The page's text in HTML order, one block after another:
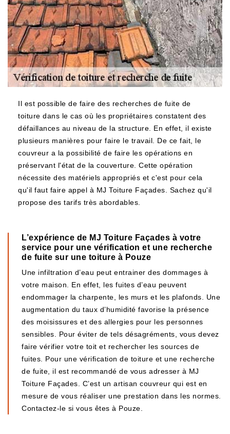
Il est possible de faire des recherches de fuite de
toiture dans le cas où les propriétaires constatent des
défaillances au niveau de la structure. En effet, il existe
plusieurs manières pour faire le travail. De ce fait, le
couvreur a la possibilité de faire les opérations en
préservant l'état de la couverture. Cette opération
nécessite des matériels appropriés et c'est pour cela
qu'il faut faire appel à MJ Toiture Façades. Sachez qu'il
propose des tarifs très abordables.
L’expérience de MJ Toiture Façades à votre
service pour une vérification et une recherche
de fuite sur une toiture à Pouze
Une infiltration d’eau peut entrainer des dommages à
votre maison. En effet, les fuites d’eau peuvent
endommager la charpente, les murs et les plafonds. Une
augmentation du taux d’humidité favorise la présence
des moisissures et des allergies pour les personnes
sensibles. Pour éviter de tels désagréments, vous devez
faire vérifier votre toit et rechercher les sources de
fuites. Pour une vérification de toiture et une recherche
de fuite, il est recommandé de vous adresser à MJ
Toiture Façades. C’est un artisan couvreur qui est en
mesure de vous réaliser une prestation dans les normes.
Contactez-le si vous êtes à Pouze.